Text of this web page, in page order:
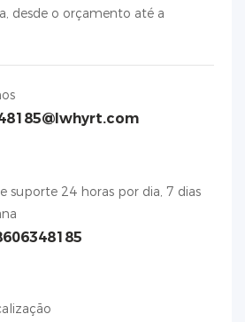
desde o orçamento até a
suporte 24 horas por dia, 7 dias